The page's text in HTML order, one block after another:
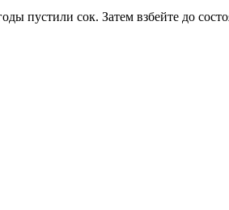
пустили сок. Затем взбейте до